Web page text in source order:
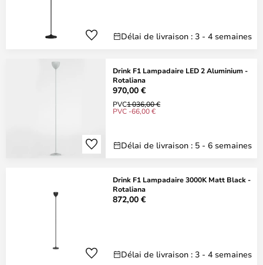
Délai de livraison : 3 - 4 semaines
Drink F1 Lampadaire LED 2 Aluminium -
Rotaliana
970,00 €
PVC1 036,00 €
PVC -66,00 €
Délai de livraison : 5 - 6 semaines
Drink F1 Lampadaire 3000K Matt Black -
Rotaliana
872,00 €
Délai de livraison : 3 - 4 semaines